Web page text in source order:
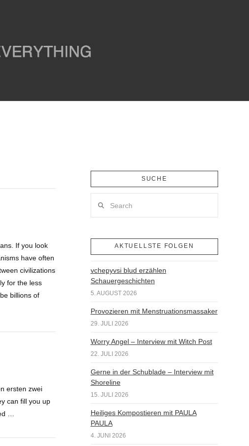
If you look
have often
civilizations
for the less
billions of
ersten zwei
can fill you up
…
SUCHE
AKTUELLSTE FOLGEN
vchepyvsi blud erzählen
Schauergeschichten
5. AUGUST 2026
Provozieren mit Menstruationsmassaker
29. JULI 2026
Worry Angel – Interview mit Witch Post
22. JULI 2026
Gerne in der Schublade – Interview mit
Shoreline
15. JULI 2026
Heiliges Kompostieren mit PAULA
PAULA
4. JUNI 2026